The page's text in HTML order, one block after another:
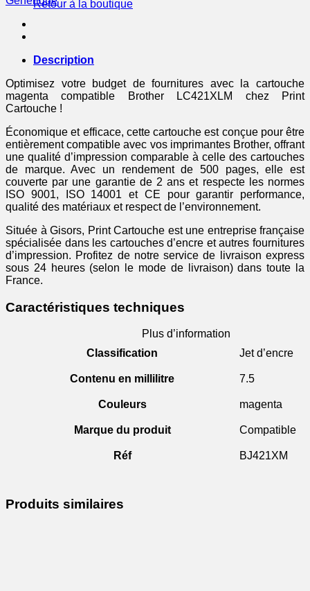
Retour à la boutique
compatible
Brother
-
Description
Optimisez votre budget de fournitures avec la cartouche
magenta compatible Brother LC421XLM chez Print
Cartouche !
Économique et efficace, cette cartouche est conçue pour être
entièrement compatible avec vos imprimantes Brother, offrant
une qualité d’impression comparable à celle des cartouches
de marque. Avec un rendement de 500 pages, elle est
couverte par une garantie de 2 ans et respecte les normes
ISO 9001, ISO 14001 et CE pour garantir performance,
qualité des matériaux et respect de l’environnement.
Située à Gisors, Print Cartouche est une entreprise française
spécialisée dans les cartouches d’encre et autres fournitures
d’impression. Profitez de notre service de livraison express
sous 24 heures (selon le mode de livraison) dans toute la
France.
Caractéristiques techniques
Plus d’information
Classification
Jet d’encre
Contenu en millilitre 7.5
Couleurs magenta
Marque du produit Compatible
Réf BJ421XM
Produits similaires